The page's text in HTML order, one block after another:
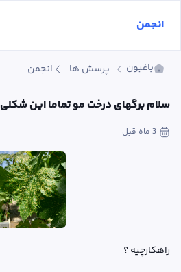
باغبون پرسش ها انجمن
سلام برگهای درخت مو تماما این
3 ماه قبل
راهکارچیه ؟
انجمن